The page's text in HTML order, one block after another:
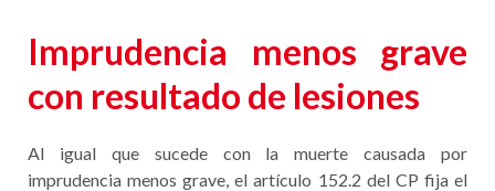
Imprudencia menos grave
con resultado de lesiones
Al igual que sucede con la muerte causada por
imprudencia menos grave, el artículo 152.2 del CP fija el